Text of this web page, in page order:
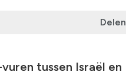
Delen
tussen Israël en